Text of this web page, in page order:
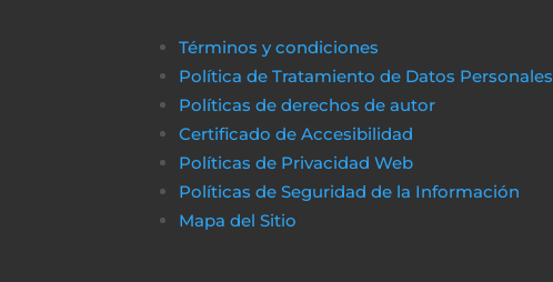
Términos y condiciones
Política de Tratamiento de Datos Personales
Políticas de derechos de autor
Certificado de Accesibilidad
Políticas de Privacidad Web
Políticas de Seguridad de la Información
Mapa del Sitio